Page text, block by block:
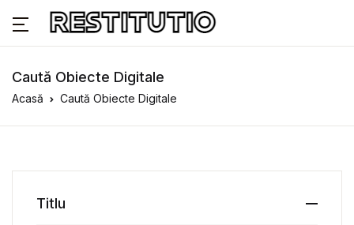
Caută Obiecte Digitale
Acasă Caută Obiecte Digitale
Titlu